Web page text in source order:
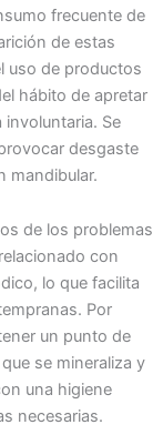
frecuente de
de estas
uso de productos
hábito de apretar
Se
desgaste
mandibular.
de los problemas
con
lo que facilita
Por
un punto de
se mineraliza y
una higiene
necesarias.